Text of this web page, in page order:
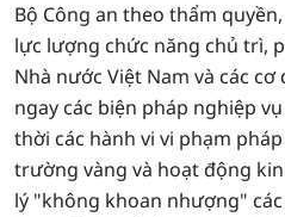
Bộ Công an theo thẩm
lực lượng chức năng chủ trì,
Nhà nước Việt Nam và các
ngay các biện pháp nghiệp
thời các hành vi vi phạm
trường vàng và hoạt động
lý "không khoan nhượng"